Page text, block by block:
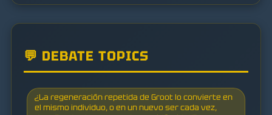
💬 DEBATE TOPICS
¿La regeneración repetida de Groot lo convierte en
el mismo individuo, o en un nuevo ser cada vez,